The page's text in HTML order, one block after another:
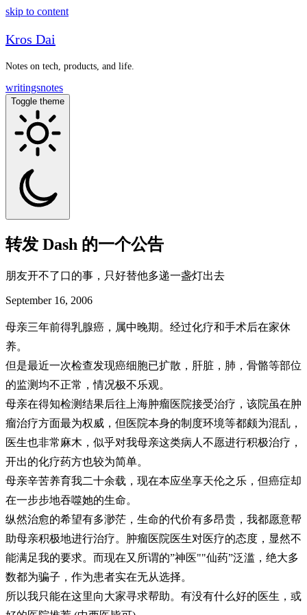
skip to content
Kros Dai
Notes on tech, products, and life.
writingsnotes
Toggle theme
转发 Dash 的一个公告
朋友开不了口的事，只好替他多递一盏灯出去
September 16, 2006
母亲三年前得乳腺癌，属中晚期。经过化疗和手术后在家休
养。
但是最近一次检查发现癌细胞已扩散，肝脏，肺，骨骼等部位
的监测均不正常，情况极不乐观。
母亲在得知检测结果后往上海肿瘤医院接受治疗，该院虽在肿
瘤治疗方面最为权威，但医院本身的制度环境等都颇为混乱，
医生也非常麻木，似乎对我母亲这类病人不愿进行积极治疗，
开出的化疗药方也较为简单。
母亲辛苦养育我二十余载，现在本应坐享天伦之乐，但癌症却
在一步步地吞噬她的生命。
纵然治愈的希望有多渺茫，生命的代价有多昂贵，我都愿意帮
助母亲积极地进行治疗。肿瘤医院医生对医疗的态度，显然不
能满足我的要求。而现在又所谓的”神医""仙药”泛滥，绝大多
数都为骗子，作为患者实在无从选择。
所以我只能在这里向大家寻求帮助。有没有什么好的医生，或